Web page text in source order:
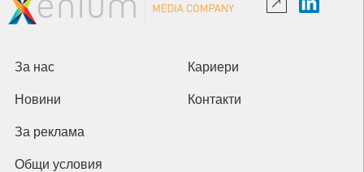
За нас Кариери
Новини Контакти
За реклама
Общи условия